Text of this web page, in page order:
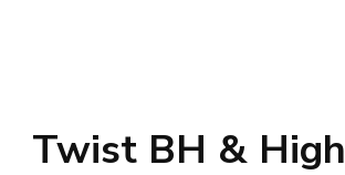
Twist BH & High